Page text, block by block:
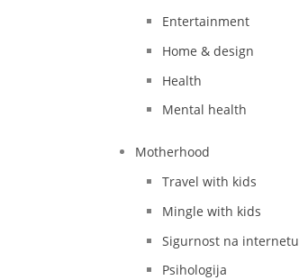
Entertainment
Home & design
Health
Mental health
Motherhood
Travel with kids
Mingle with kids
Sigurnost na internetu
Psihologija